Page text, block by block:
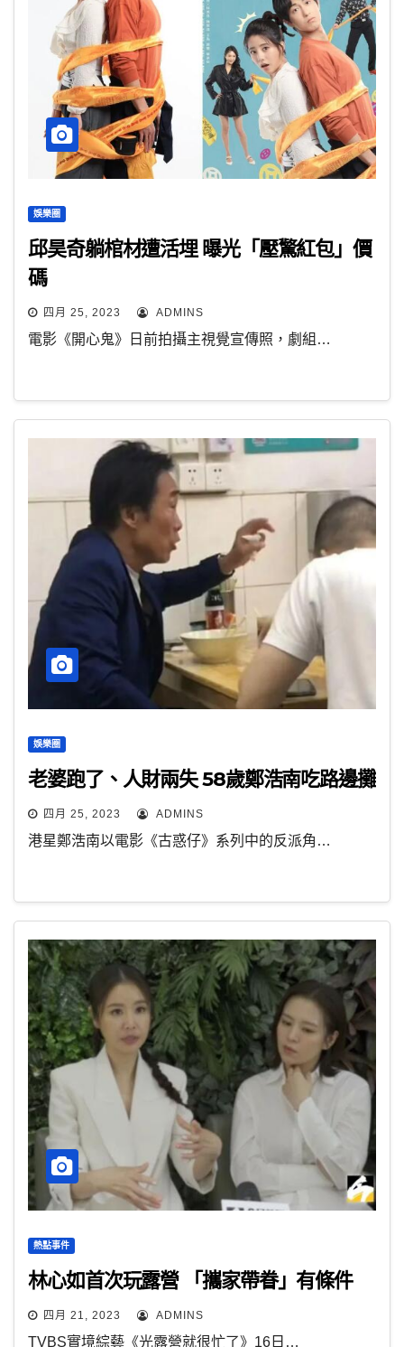
娛樂圈
邱昊奇躺棺材遭活埋 曝光「壓驚紅包」價
碼
四月 25, 2023 ADMINS
電影《開心鬼》日前拍攝主視覺宣傳照，劇組…
娛樂圈
老婆跑了、人財兩失 58歲鄭浩南吃路邊攤
四月 25, 2023 ADMINS
港星鄭浩南以電影《古惑仔》系列中的反派角…
熱點事件
林心如首次玩露營 「攜家帶眷」有條件
四月 21, 2023 ADMINS
TVBS實境綜藝《光露營就很忙了》16日…